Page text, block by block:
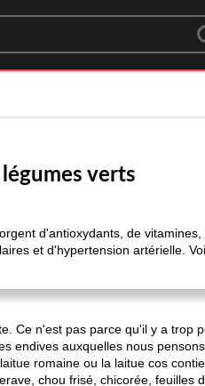
verts
d'antioxydants, de
et d'hypertension artérielle.
Ce n'est pas parce qu'il y a trop
endives auxquelles nous
romaine ou la laitue cos
chou frisé, chicorée, feuilles